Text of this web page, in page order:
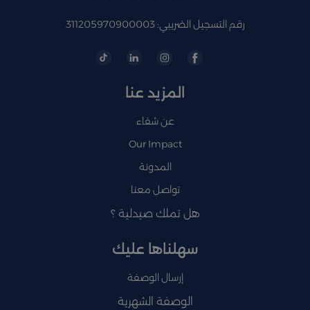
رقم التسجيل الضريبي: 311205970900003
المزيد عنا
عن شفاء
Our Impact
المدونة
تواصل معنا
هل تملك صيدلية ؟
سهلناها عليك
إرسال الوصفة
الوصفة الشهرية